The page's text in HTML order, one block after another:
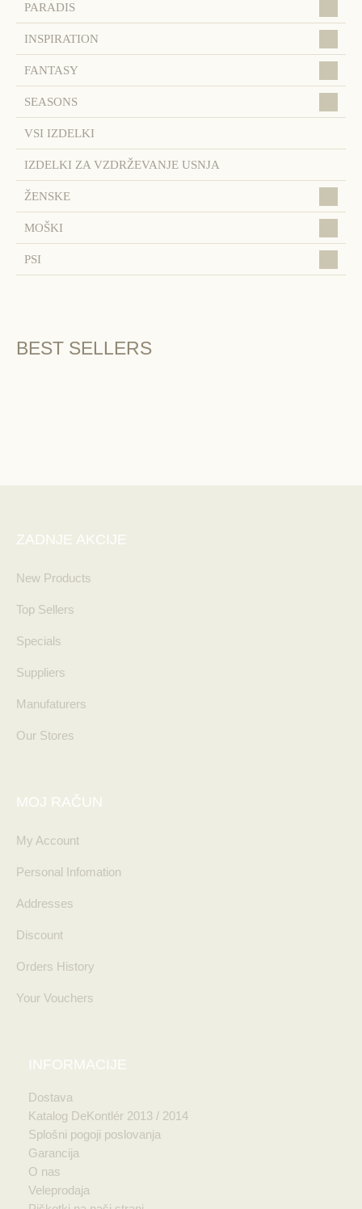
PARADIS
INSPIRATION
FANTASY
SEASONS
VSI IZDELKI
IZDELKI ZA VZDRŽEVANJE USNJA
ŽENSKE
MOŠKI
PSI
BEST SELLERS
ZADNJE AKCIJE
New Products
Top Sellers
Specials
Suppliers
Manufaturers
Our Stores
MOJ RAČUN
My Account
Personal Infomation
Addresses
Discount
Orders History
Your Vouchers
INFORMACIJE
Dostava
Katalog DeKontlér 2013 / 2014
Splošni pogoji poslovanja
Garancija
O nas
Veleprodaja